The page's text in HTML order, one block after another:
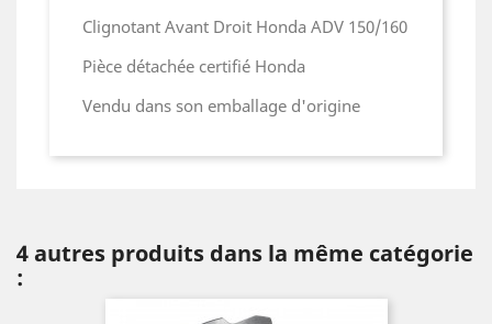
Clignotant Avant Droit Honda ADV 150/160
Pièce détachée certifié Honda
Vendu dans son emballage d'origine
4 autres produits dans la même catégorie
: